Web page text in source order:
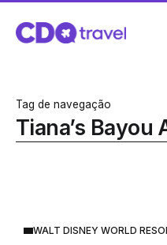
Tag de navegação
Tiana’s Bayou
WALT DISNEY WORLD